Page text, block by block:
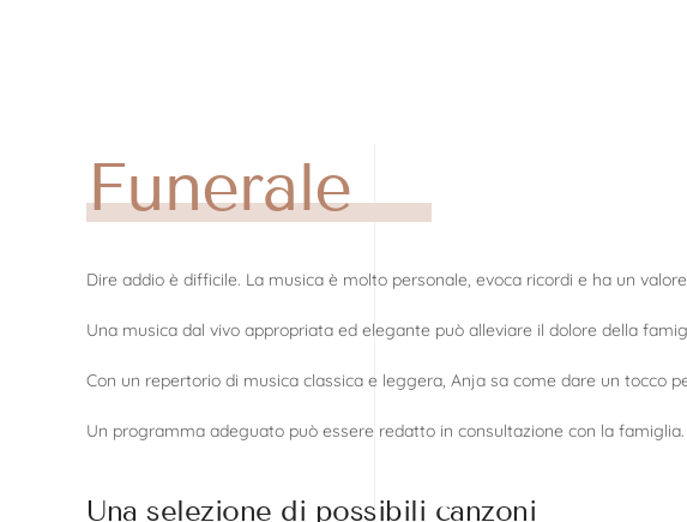
Funerale
Dire addio è difficile. La musica è molto personale, evoca ricordi e ha un
Una musica dal vivo appropriata ed elegante può alleviare il dolore della
Con un repertorio di musica classica e leggera, Anja sa come dare un tocco
Un programma adeguato può essere redatto in consultazione con la famiglia.
Una selezione di possibili canzoni